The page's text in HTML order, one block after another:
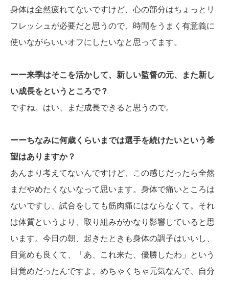
身体は全然疲れてないですけど、心の部分はちょっとリ
フレッシュが必要だと思うので、時間をうまく有意義に
使いながらいいオフにしたいなと思ってます。
ーー来季はそこを活かして、新しい監督の元、また新し
い成長をというところで？
ですね。はい、まだ成長できると思うので。
ーーちなみに何歳くらいまでは選手を続けたいという希
望はありますか？
あんまり考えてないんですけど、この感じだったら全然
まだやめたくないなって思います。身体で痛いところは
ないですし、試合をしても筋肉痛にはならなくて。それ
は体質というより、取り組みがかなり影響していると思
います。今日の朝、起きたときも身体の調子はいいし、
目覚めも良くて、「あ、これ来た、優勝したわ」という
目覚めだったんですよ。めちゃくちゃ元気なんで、自分